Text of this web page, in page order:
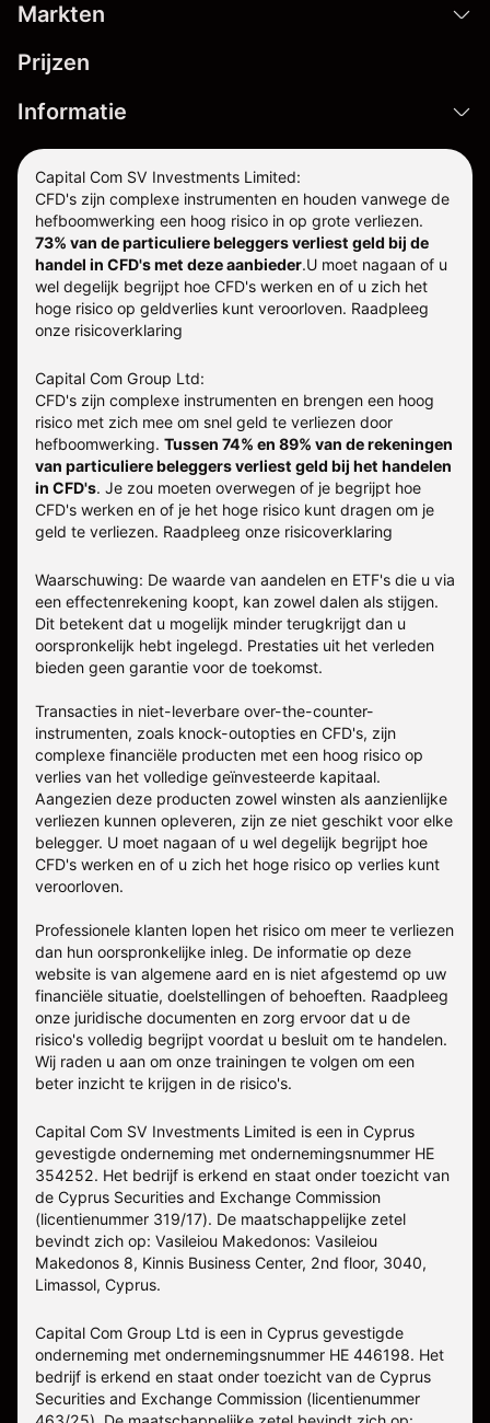
Markten
Prijzen
Informatie
Capital Com SV Investments Limited:
CFD's zijn complexe instrumenten en houden vanwege de
hefboomwerking een hoog risico in op grote verliezen.
73% van de particuliere beleggers verliest geld bij de
handel in CFD's met deze aanbieder.U moet nagaan of u
wel degelijk begrijpt hoe CFD's werken en of u zich het
hoge risico op geldverlies kunt veroorloven. Raadpleeg
onze risicoverklaring
Capital Com Group Ltd:
CFD's zijn complexe instrumenten en brengen een hoog
risico met zich mee om snel geld te verliezen door
hefboomwerking. Tussen 74% en 89% van de rekeningen
van particuliere beleggers verliest geld bij het handelen
in CFD's. Je zou moeten overwegen of je begrijpt hoe
CFD's werken en of je het hoge risico kunt dragen om je
geld te verliezen. Raadpleeg onze risicoverklaring
Waarschuwing: De waarde van aandelen en ETF's die u via
een effectenrekening koopt, kan zowel dalen als stijgen.
Dit betekent dat u mogelijk minder terugkrijgt dan u
oorspronkelijk hebt ingelegd. Prestaties uit het verleden
bieden geen garantie voor de toekomst.
Transacties in niet-leverbare over-the-counter-
instrumenten, zoals knock-outopties en CFD's, zijn
complexe financiële producten met een hoog risico op
verlies van het volledige geïnvesteerde kapitaal.
Aangezien deze producten zowel winsten als aanzienlijke
verliezen kunnen opleveren, zijn ze niet geschikt voor elke
belegger. U moet nagaan of u wel degelijk begrijpt hoe
CFD's werken en of u zich het hoge risico op verlies kunt
veroorloven.
Professionele klanten lopen het risico om meer te verliezen
dan hun oorspronkelijke inleg. De informatie op deze
website is van algemene aard en is niet afgestemd op uw
financiële situatie, doelstellingen of behoeften. Raadpleeg
onze juridische documenten en zorg ervoor dat u de
risico's volledig begrijpt voordat u besluit om te handelen.
Wij raden u aan om onze trainingen te volgen om een
beter inzicht te krijgen in de risico's.
Capital Com SV Investments Limited is een in Cyprus
gevestigde onderneming met ondernemingsnummer HE
354252. Het bedrijf is erkend en staat onder toezicht van
de Cyprus Securities and Exchange Commission
(licentienummer 319/17). De maatschappelijke zetel
bevindt zich op: Vasileiou Makedonos: Vasileiou
Makedonos 8, Kinnis Business Center, 2nd floor, 3040,
Limassol, Cyprus.
Capital Com Group Ltd is een in Cyprus gevestigde
onderneming met ondernemingsnummer ΗΕ 446198. Het
bedrijf is erkend en staat onder toezicht van de Cyprus
Securities and Exchange Commission (licentienummer